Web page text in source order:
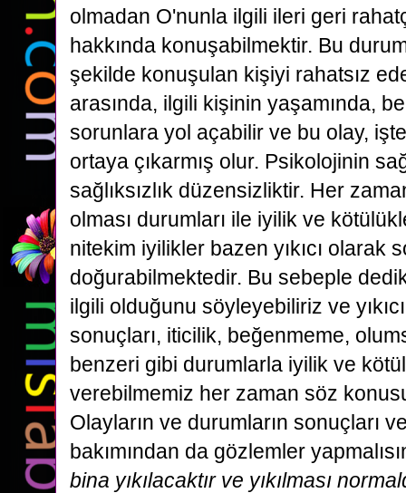
olmadan O'nunla ilgili ileri geri
hakkında konuşabilmektir. Bu
şekilde konuşulan kişiyi rahatsız
arasında, ilgili kişinin yaşamında,
sorunlara yol açabilir ve bu olay,
ortaya çıkarmış olur. Psikolojinin
sağlıksızlık düzensizliktir. Her
olması durumları ile iyilik ve
nitekim iyilikler bazen yıkıcı olarak
doğurabilmektedir. Bu sebeple
ilgili olduğunu söyleyebiliriz ve
sonuçları, iticilik, beğenmeme,
benzeri gibi durumlarla iyilik ve
verebilmemiz her zaman söz
Olayların ve durumların sonuçları
bakımından da gözlemler
bina yıkılacaktır ve yıkılması